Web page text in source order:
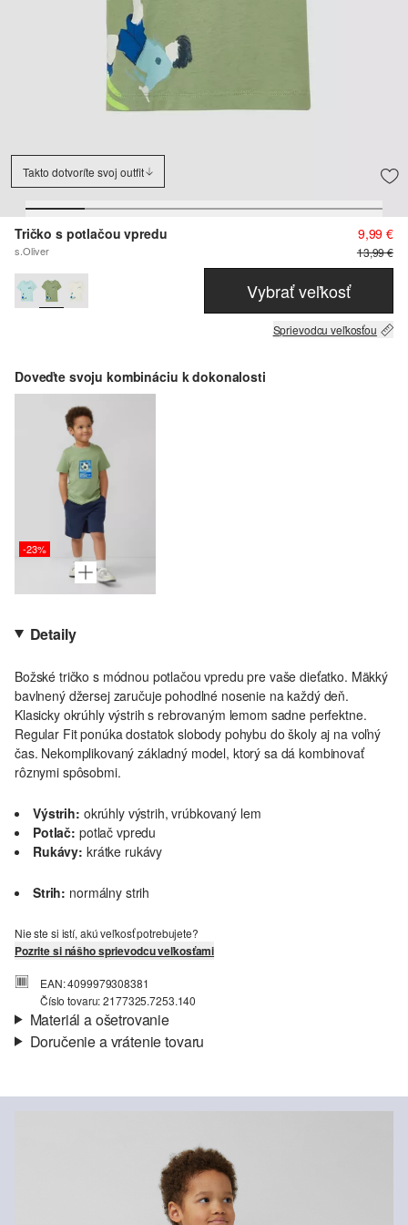
Takto dotvoríte svoj outfit
Tričko s potlačou vpredu
s.Oliver
9,99 €
13,99 €
Vybrať veľkosť
Sprievodcu veľkosťou
Doveďte svoju kombináciu k dokonalosti
-23%
Detaily
Božské tričko s módnou potlačou vpredu pre vaše dieťatko. Mäkký
bavlnený džersej zaručuje pohodlné nosenie na každý deň.
Klasicky okrúhly výstrih s rebrovaným lemom sadne perfektne.
Regular Fit ponúka dostatok slobody pohybu do školy aj na voľný
čas. Nekomplikovaný základný model, ktorý sa dá kombinovať
rôznymi spôsobmi.
Výstrih: okrúhly výstrih, vrúbkovaný lem
Potlač: potlač vpredu
Rukávy: krátke rukávy
Strih: normálny strih
Nie ste si istí, akú veľkosť potrebujete?
Pozrite si nášho sprievodcu veľkosťami
EAN: 4099979308381
Číslo tovaru: 2177325.7253.140
Materiál a ošetrovanie
Materiál: Bavlna
Doručenie a vrátenie tovaru
Vaša objednávka bude odoslaná do 4-8 pracovných dní
štandardné doručenie sú 4,95 €